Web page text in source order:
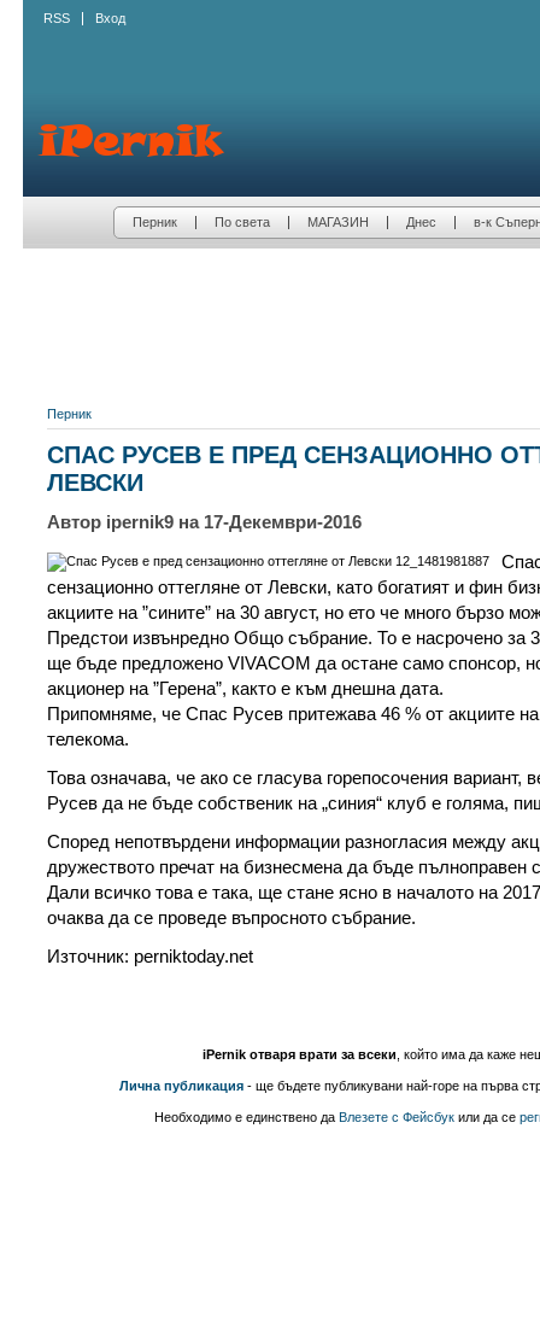
RSS Вход
Перник По света МАГАЗИН Днес в-к
Перник
СПАС РУСЕВ Е ПРЕД СЕНЗАЦИОННО
ЛЕВСКИ
Автор ipernik9 на 17-Декември-2016
сензационно оттегляне от Левски, като богатият и фин
акциите на ”сините” на 30 август, но ето че много бързо
Предстои извънредно Общо събрание. То е насрочено за
ще бъде предложено VIVACOM да остане само спонсор,
акционер на ”Герена”, както е към днешна дата.
Припомняме, че Спас Русев притежава 46 % от акциите
телекома.
Това означава, че ако се гласува горепосочения вариант,
Русев да не бъде собственик на „синия“ клуб е голяма,
Според непотвърдени информации разногласия между
дружеството пречат на бизнесмена да бъде пълноправен
Дали всичко това е така, ще стане ясно в началото на
очаква да се проведе въпросното събрание.
Източник: perniktoday.net
iPernik отваря врати за всеки , който има да каже
Лична публикация - ще бъдете публикувани най-горе на първа
Необходимо е единствено да Влезете с Фейсбукили да се